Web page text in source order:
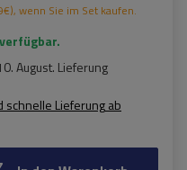
€), wenn Sie im Set kaufen.
August. Lieferung
schnelle Lieferungab